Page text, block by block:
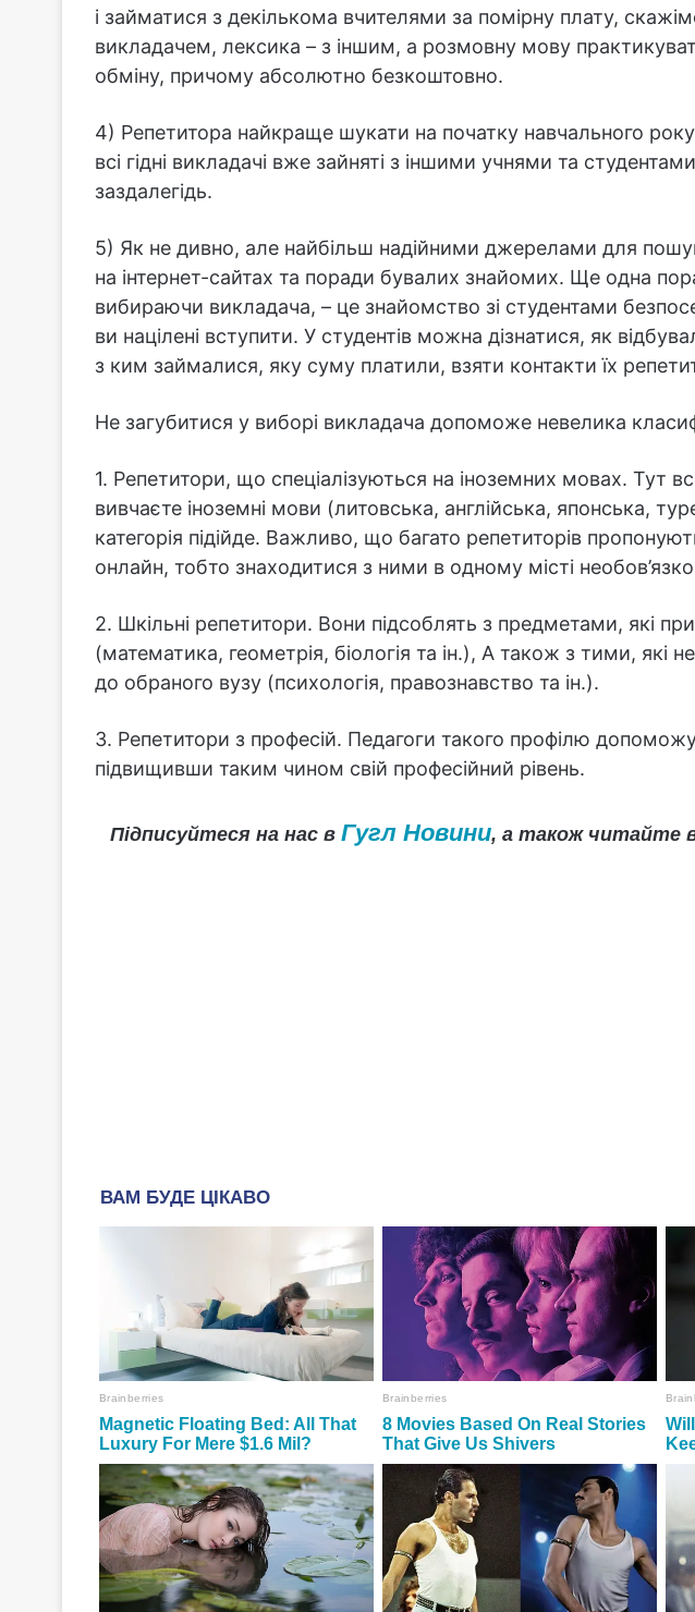
і займатися з декількома вчителями за помірну плату,
викладачем, лексика – з іншим, а розмовну мову
обміну, причому абсолютно безкоштовно.
4) Репетитора найкраще шукати на початку навчального
всі гідні викладачі вже зайняті з іншими учнями та
заздалегідь.
5) Як не дивно, але найбільш надійними джерелами для
на інтернет-сайтах та поради бувалих знайомих. Ще одна
вибираючи викладача, – це знайомство зі студентами
ви націлені вступити. У студентів можна дізнатися, як
з ким займалися, яку суму платили, взяти контакти їх
Не загубитися у виборі викладача допоможе невелика
1. Репетитори, що спеціалізуються на іноземних мовах. Тут
вивчаєте іноземні мови (литовська, англійська, японська,
категорія підійде. Важливо, що багато репетиторів
онлайн, тобто знаходитися з ними в одному місті
2. Шкільні репетитори. Вони підсоблять з предметами, які
(математика, геометрія, біологія та ін.), А також з тими, які
до обраного вузу (психологія, правознавство та ін.).
3. Репетитори з професій. Педагоги такого профілю
підвищивши таким чином свій професійний рівень.
Підписуйтеся на нас в Гугл Новини, а також читайте